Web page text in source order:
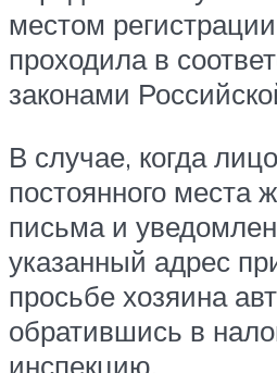
местом
проходила в
законами
В случае, когда
постоянного места
письма и
указанный адрес
просьбе хозяина
обратившись в
инспекцию.